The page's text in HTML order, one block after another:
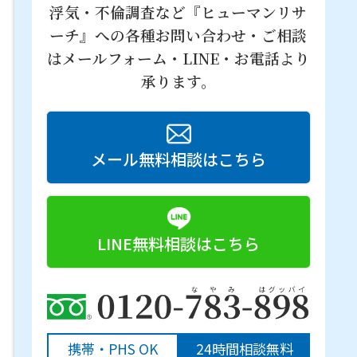
浮気・不倫調査など『ヒューマンリサ
ーチ』への各種お問い合わせ・ご相談
はメールフォーム・LINE・お電話より
承ります。
メール無料相談はこちら
LINE無料相談はこちら
携帯・PHS OK 24時間相談無料